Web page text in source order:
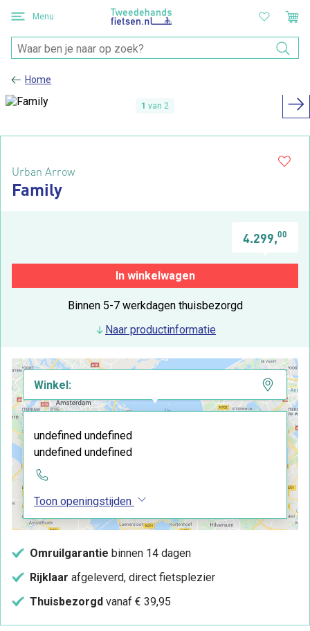
Menu
Home
1 van 2
Urban Arrow
Family
4.299,00
In winkelwagen
Binnen 5-7 werkdagen thuisbezorgd
Naar productinformatie
Winkel:
undefined undefined
undefined undefined
Toon openingstijden
Omruilgarantie binnen 14 dagen
Rijklaar afgeleverd, direct fietsplezier
Thuisbezorgd vanaf € 39,95